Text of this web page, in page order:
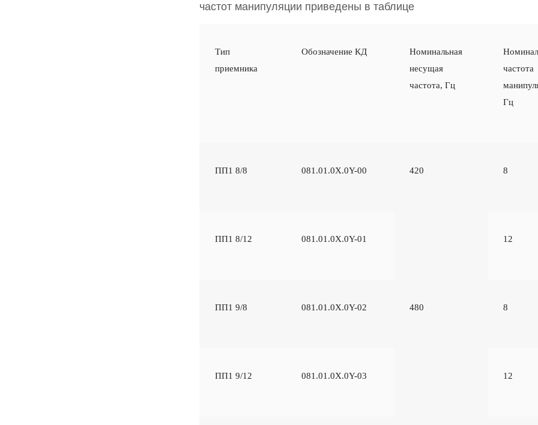
частот манипуляции приведены в таблице
Тип
приемника
Обозначение КД
Номинальная
несущая
частота, Гц
частота
Гц
ПП1 8/8 081.01.0Х.0Y-00 420 8
ПП1 8/12 081.01.0Х.0Y-01 12
ПП1 9/8 081.01.0Х.0Y-02 480 8
ПП1 9/12 081.01.0Х.0Y-03 12